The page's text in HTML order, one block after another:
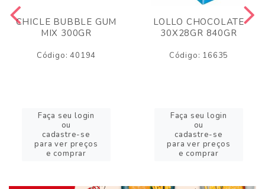
CHICLE BUBBLE GUM
MIX 300GR
Código: 40194
Faça seu login
ou
cadastre-se
para ver preços
e comprar
LOLLO CHOCOLATE
30X28GR 840GR
Código: 16635
Faça seu login
ou
cadastre-se
para ver preços
e comprar